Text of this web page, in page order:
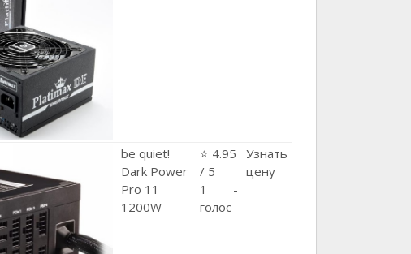
be quiet!
Dark Power
Pro 11
1200W
⭐ 4.95
/ 5
1 -
голос
Узнать
цену